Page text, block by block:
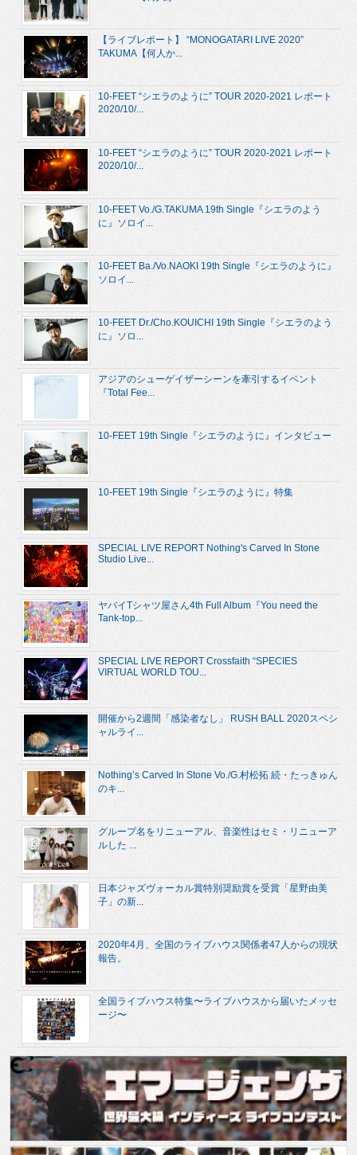
【ライブレポート】 “MONOGATARI LIVE 2020”
TAKUMA【何人か...
10-FEET “シエラのように” TOUR 2020-2021 レポート
2020/10/...
10-FEET “シエラのように” TOUR 2020-2021 レポート
2020/10/...
10-FEET Vo./G.TAKUMA 19th Single『シエラのよう
に』ソロイ...
10-FEET Ba./Vo.NAOKI 19th Single『シエラのように』
ソロイ...
10-FEET Dr./Cho.KOUICHI 19th Single『シエラのよう
に』ソロ...
アジアのシューゲイザーシーンを牽引するイベント
『Total Fee...
10-FEET 19th Single『シエラのように』インタビュー
10-FEET 19th Single『シエラのように』特集
SPECIAL LIVE REPORT Nothing's Carved In Stone
Studio Live...
ヤバイTシャツ屋さん4th Full Album『You need the
Tank-top...
SPECIAL LIVE REPORT Crossfaith “SPECIES
VIRTUAL WORLD TOU...
開催から2週間「感染者なし」 RUSH BALL 2020スペシ
ャルライ...
Nothing’s Carved In Stone Vo./G.村松拓 続・たっきゅん
のキ...
グループ名をリニューアル、音楽性はセミ・リニューア
ルした ...
日本ジャズヴォーカル賞特別奨励賞を受賞「星野由美
子」の新...
2020年4月、全国のライブハウス関係者47人からの現状
報告。
全国ライブハウス特集〜ライブハウスから届いたメッセ
ージ〜